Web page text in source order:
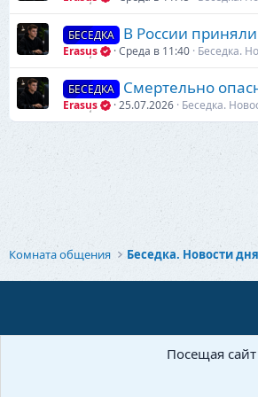
БЕСЕДКА В России
Erasus Среда в 11:40 Беседка.
БЕСЕДКА Смертельно
Erasus 25.07.2026 Беседка.
Комната общения Беседка. Новости дня
Посещая